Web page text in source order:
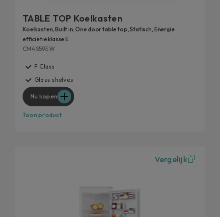
TABLE TOP Koelkasten
Koelkasten, Built in, One door table top, Statisch, Energie
efficiëtie klasse E
CM4S59EW
F Class
Glass shelves
Nu kopen
Toon product
Vergelijk